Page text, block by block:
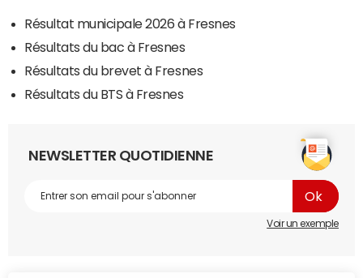
Résultat municipale 2026 à Fresnes
Résultats du bac à Fresnes
Résultats du brevet à Fresnes
Résultats du BTS à Fresnes
NEWSLETTER QUOTIDIENNE
Voir un exemple